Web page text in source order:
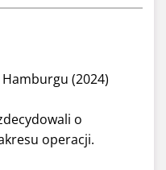
(2024)
o
operacji.